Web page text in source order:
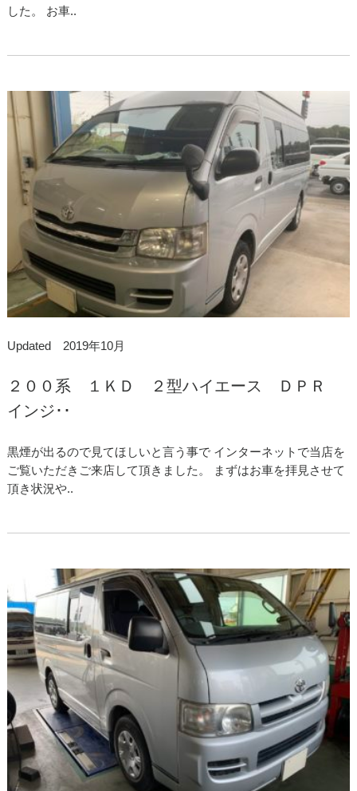
した。 お車..
Updated 2019年10月
２００系 １ＫＤ ２型ハイエース ＤＰＲ
インジ･･
黒煙が出るので見てほしいと言う事で インターネットで当店を
ご覧いただきご来店して頂きました。 まずはお車を拝見させて
頂き状況や..